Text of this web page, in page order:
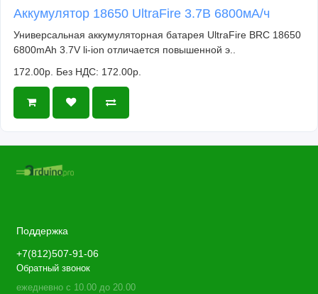
Аккумулятор 18650 UltraFire 3.7В 6800мА/ч
Универсальная аккумуляторная батарея UltraFire BRC 18650
6800mAh 3.7V li-ion отличается повышенной э..
172.00р. Без НДС: 172.00р.
Поддержка
+7(812)507-91-06
Обратный звонок
ежедневно с 10.00 до 20.00